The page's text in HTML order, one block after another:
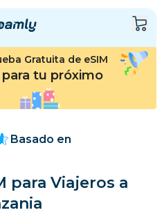
Gratuita de eSIM
tu próximo
Basado en
para Viajeros a